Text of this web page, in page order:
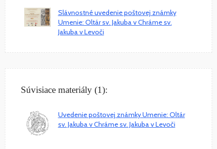
Slávnostné uvedenie poštovej známky
Umenie: Oltár sv. Jakuba v Chráme sv.
Jakuba v Levoči
Súvisiace materiály (1):
Uvedenie poštovej známky Umenie: Oltár
sv. Jakuba v Chráme sv. Jakuba v Levoči